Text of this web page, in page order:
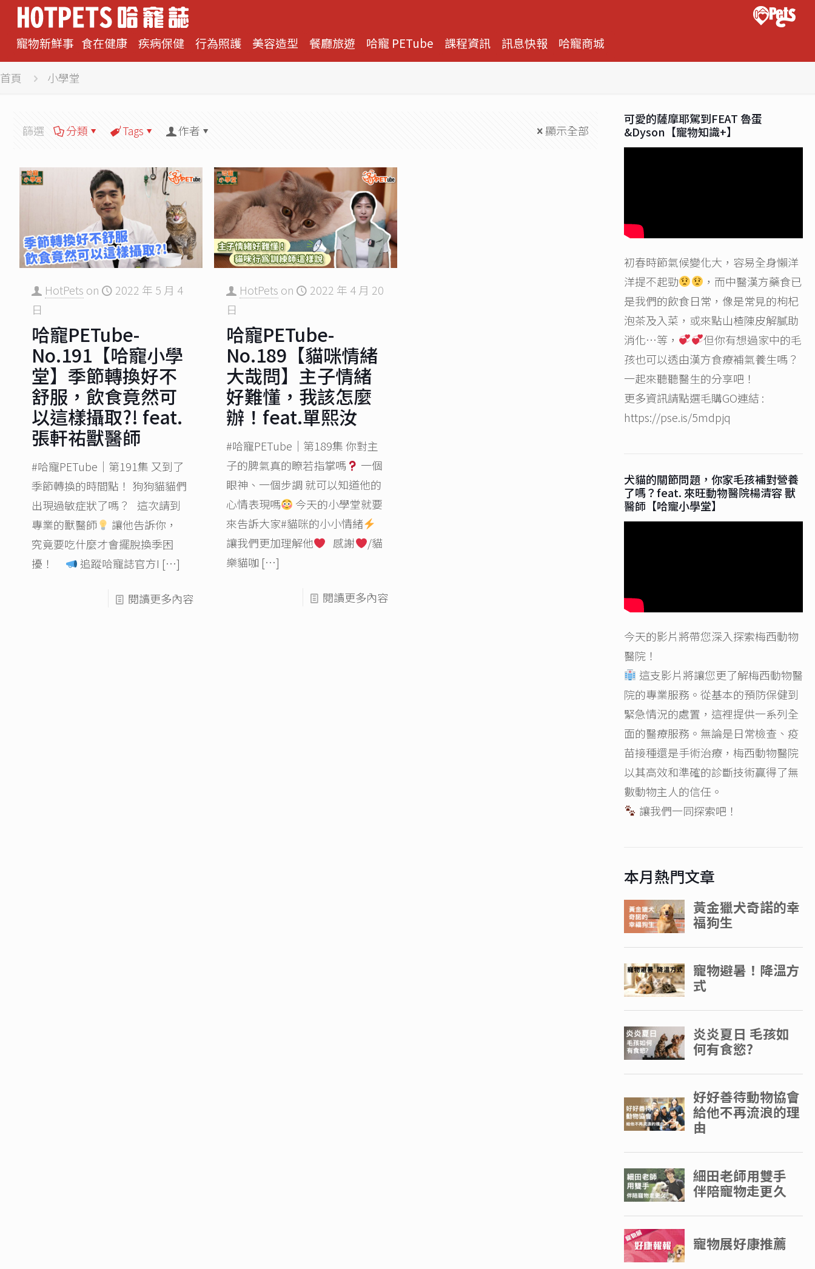
寵物新鮮事 食在健康 疾病保健 行為照護 美容造型 餐廳旅遊 哈寵 PETube 課程資訊 訊息快報 哈寵商城
首頁 小學堂
篩選 分類 Tags 作者 顯示全部
HotPets on
2022 年 5 月 4
日
哈寵PETube-
No.191【哈寵小學
堂】季節轉換好不
舒服，飲食竟然可
以這樣攝取?! feat.
張軒祐獸醫師
#哈寵PETube｜第191集 又到了
季節轉換的時間點！ 狗狗貓貓們
出現過敏症狀了嗎？ 這次請到
專業的獸醫師
讓他告訴你，
究竟要吃什麼才會擺脫換季困
擾！
追蹤哈寵誌官方I […]
閱讀更多內容
HotPets on
2022 年 4 月 20
日
哈寵PETube-
No.189【貓咪情緒
大哉問】主子情緒
好難懂，我該怎麼
辦！feat.單熙汝
#哈寵PETube｜第189集 你對主
子的脾氣真的瞭若指掌嗎
一個
眼神、一個步調 就可以知道他的
心情表現嗎
今天的小學堂就要
來告訴大家#貓咪的小小情緒
讓我們更加理解他
感謝
/貓
樂貓咖 […]
閱讀更多內容
可愛的薩摩耶駕到FEAT 魯蛋
&Dyson【寵物知識+】
初春時節氣候變化大，容易全身懶洋
洋提不起勁
，而中醫漢方藥食已
是我們的飲食日常，像是常見的枸杞
泡茶及入菜，或來點山楂陳皮解膩助
消化…等，
但你有想過家中的毛
孩也可以透由漢方食療補氣養生嗎？
一起來聽聽醫生的分享吧！
更多資訊請點選毛購GO連結 :
https://pse.is/5mdpjq
犬貓的關節問題，你家毛孩補對營養
了嗎？feat. 來旺動物醫院楊清容 獸
醫師【哈寵小學堂】
今天的影片將帶您深入探索梅西動物
醫院！
這支影片將讓您更了解梅西動物醫
院的專業服務。從基本的預防保健到
緊急情況的處置，這裡提供一系列全
面的醫療服務。無論是日常檢查、疫
苗接種還是手術治療，梅西動物醫院
以其高效和準確的診斷技術贏得了無
數動物主人的信任。
讓我們一同探索吧！
本月熱門文章